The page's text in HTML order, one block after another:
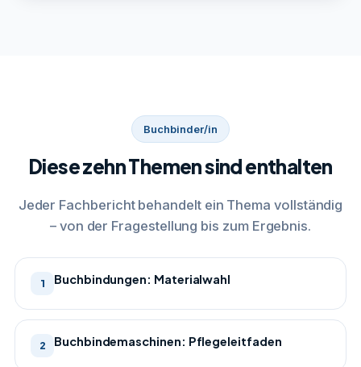
Buchbinder/in
Diese zehn Themen sind enthalten
Jeder Fachbericht behandelt ein Thema vollständig
– von der Fragestellung bis zum Ergebnis.
1 Buchbindungen: Materialwahl
2 Buchbindemaschinen: Pflegeleitfaden